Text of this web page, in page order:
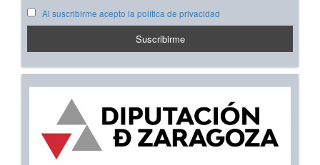
Al suscribirme acepto la política de privacidad